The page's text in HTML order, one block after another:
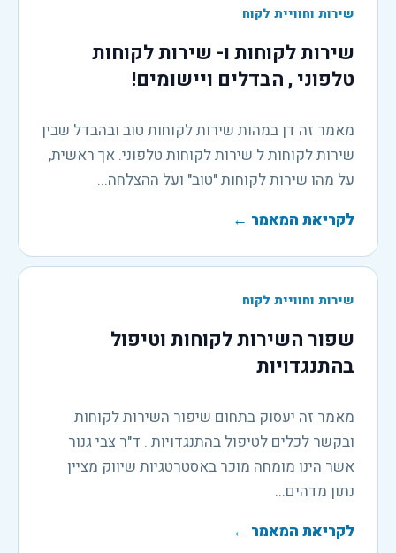
שירות וחוויית לקוח
שירות לקוחות ו- שירות לקוחות
טלפוני , הבדלים ויישומים!
מאמר זה דן במהות שירות לקוחות טוב ובהבדל שבין
שירות לקוחות ל שירות לקוחות טלפוני. אך ראשית,
על מהו שירות לקוחות "טוב" ועל ההצלחה...
לקריאת המאמר ←
שירות וחוויית לקוח
שפור השירות לקוחות וטיפול
בהתנגדויות
מאמר זה יעסוק בתחום שיפור השירות לקוחות
ובקשר לכלים לטיפול בהתנגדויות . ד"ר צבי גנור
אשר הינו מומחה מוכר באסטרטגיות שיווק מציין
נתון מדהים...
לקריאת המאמר ←